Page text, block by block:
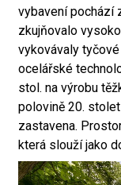
vybavení pochází
zkujňovalo
vykovávaly
ocelářské
stol. na výrobu
polovině 20.
zastavena.
která slouží jako